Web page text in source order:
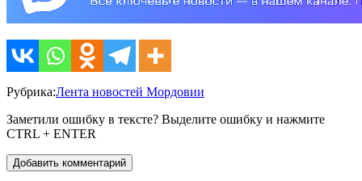
Рубрика:Лента новостей Мордовии
Заметили ошибку в тексте? Выделите ошибку и нажмите
CTRL + ENTER
Добавить комментарий